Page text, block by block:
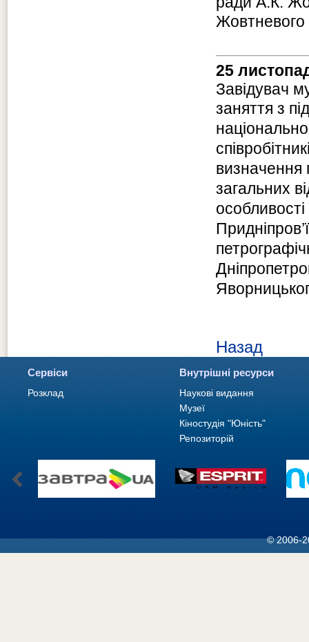
25
Завідувач
заняття з
визначення
загальних
Назад
Сервіси
Розклад
Внутрішні ресурси
Наукові видання
Музеї
Кіностудія "Юність"
Репозиторій
© 2006-